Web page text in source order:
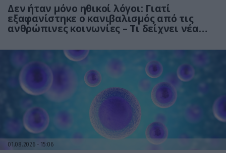
Δεν ήταν μόνο ηθικοί λόγοι: Γιατί
εξαφανίστηκε ο κανιβαλισμός από τις
ανθρώπινες κοινωνίες – Τι δείχνει νέα
01.08.2026 15:06